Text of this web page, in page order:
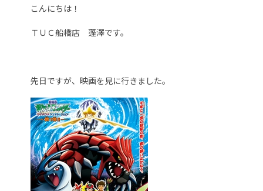
こんにちは！
ＴＵＣ船橋店 蓬澤です。
先日ですが、映画を見に行きました。